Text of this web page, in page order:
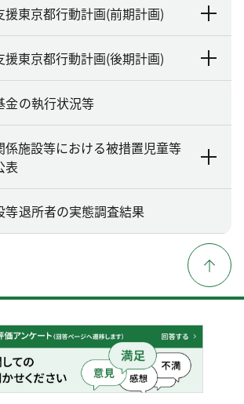
援東京都行動計画(前期計画)
援東京都行動計画(後期計画)
金の執行状況等
係施設等における被措置児童等
表
等退所者の実態調査結果